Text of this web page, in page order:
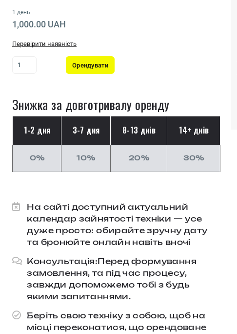
1 день
1,000.00 UAH
Перевірити наявність
Орендувати
Знижка за довготривалу оренду
1-2 дня 3-7 дня 8-13 днів 14+ днів
0% 10% 20% 30%
На сайті доступний актуальний
календар зайнятості техніки — усе
дуже просто: обирайте зручну дату
та бронюйте онлайн навіть вночі
Консультація:Перед формування
замовлення, та під час процесу,
завжди допоможемо тобі з будь
якими запитаннями.​
Беріть свою техніку з собою, щоб на
місці переконатися, що орендоване